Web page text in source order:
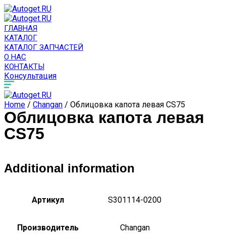
ГЛАВНАЯ
КАТАЛОГ
КАТАЛОГ ЗАПЧАСТЕЙ
О НАС
КОНТАКТЫ
Консультация
Home / Changan / Облицовка капота левая CS75
Облицовка капота левая
CS75
Additional information
Артикул S301114-0200
Производитель Changan